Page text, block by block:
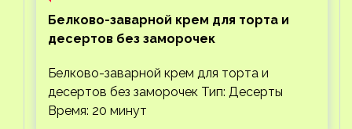
Белково-заварной крем для торта и
десертов без заморочек
Белково-заварной крем для торта и
десертов без заморочек Тип: Десерты
Время: 20 минут